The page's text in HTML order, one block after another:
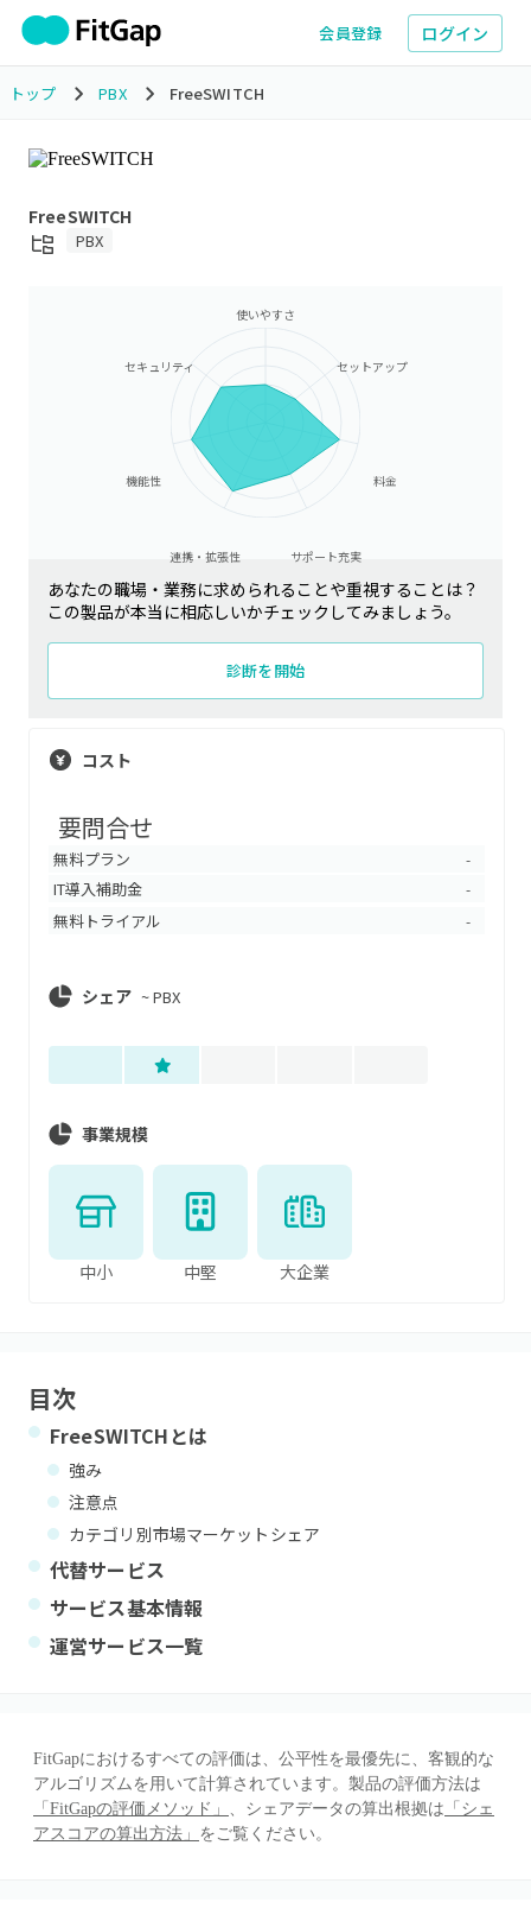
会員登録 ログイン
トップ PBX FreeSWITCH
FreeSWITCH
PBX
使いやすさ
セットアップ
料金
サポート充実
連携・拡張性
機能性
セキュリティ
あなたの職場・業務に求められることや重視することは？
この製品が本当に相応しいかチェックしてみましょう。
診断を開始
コスト
要問合せ
無料プラン -
IT導入補助金 -
無料トライアル -
シェア ~PBX
事業規模
中小 中堅 大企業
目次
FreeSWITCH とは
強み
注意点
カテゴリ別市場マーケットシェア
代替サービス
サービス基本情報
運営サービス一覧
FitGapにおけるすべての評価は、公平性を最優先に、客観的な
アルゴリズムを用いて計算されています。製品の評価方法は
「FitGapの評価メソッド」 、シェアデータの算出根拠は 「シェ
アスコアの算出方法」 をご覧ください。